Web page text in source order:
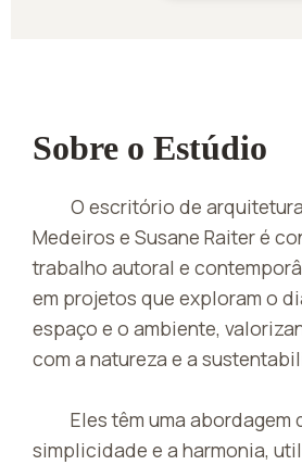
Sobre o Estúdio
O escritório de
Medeiros e Susane Raiter é
trabalho autoral e
em projetos que exploram o
espaço e o ambiente,
com a natureza e a
Eles têm uma abordagem
simplicidade e a harmonia,